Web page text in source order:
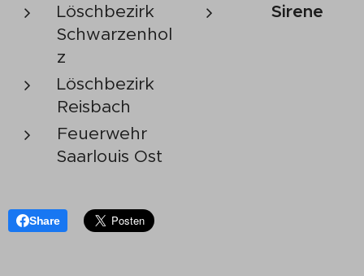
Löschbezirk
Schwarzenhol
z
Löschbezirk
Reisbach
Feuerwehr
Saarlouis Ost
Sirene
Share